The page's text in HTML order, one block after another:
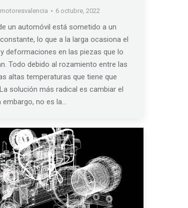
motoresvalencia 6 octubre, 2022
un automóvil está sometido a un
lo que a la larga ocasiona el
deformaciones en las piezas que lo
Todo debido al rozamiento entre las
altas temperaturas que tiene que
solución más radical es cambiar el
embargo, no es la…